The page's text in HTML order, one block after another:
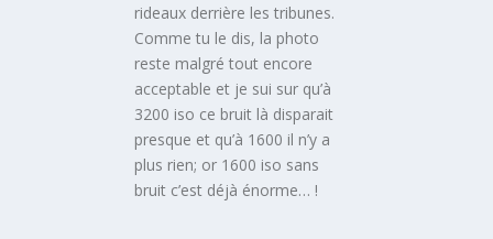
rideaux derrière les tribunes.
Comme tu le dis, la photo
reste malgré tout encore
acceptable et je sui sur qu’à
3200 iso ce bruit là disparait
presque et qu’à 1600 il n’y a
plus rien; or 1600 iso sans
bruit c’est déjà énorme… !